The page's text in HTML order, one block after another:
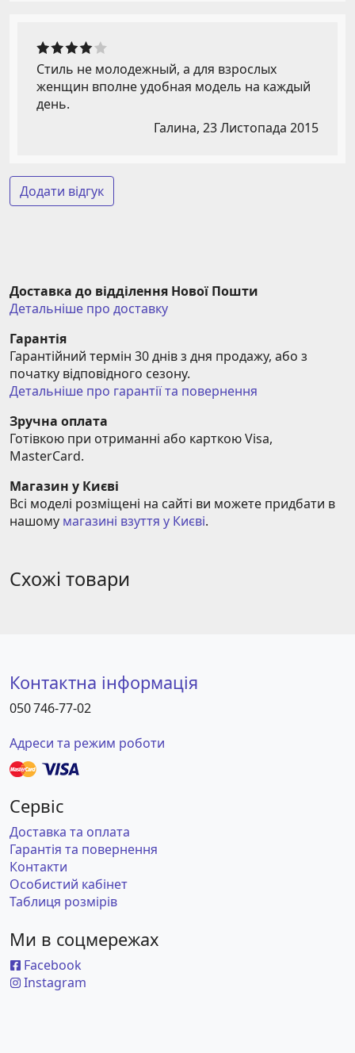
Стиль не молодежный, а для взрослых
женщин вполне удобная модель на каждый
день.
Галина, 23 Листопада 2015
Додати відгук
Доставка до відділення Нової Пошти
Детальніше про доставку
Гарантія
Гарантійний термін 30 днів з дня продажу, або з
початку відповідного сезону.
Детальніше про гарантії та повернення
Зручна оплата
Готівкою при отриманні або карткою Visa,
MasterCard.
Магазин у Києві
Всі моделі розміщені на сайті ви можете придбати в
нашому магазині взуття у Києві.
Схожі товари
Контактна інформація
050 746-77-02
Адреси та режим роботи
Сервіс
Доставка та оплата
Гарантія та повернення
Контакти
Особистий кабінет
Таблиця розмірів
Ми в соцмережах
Facebook
Instagram